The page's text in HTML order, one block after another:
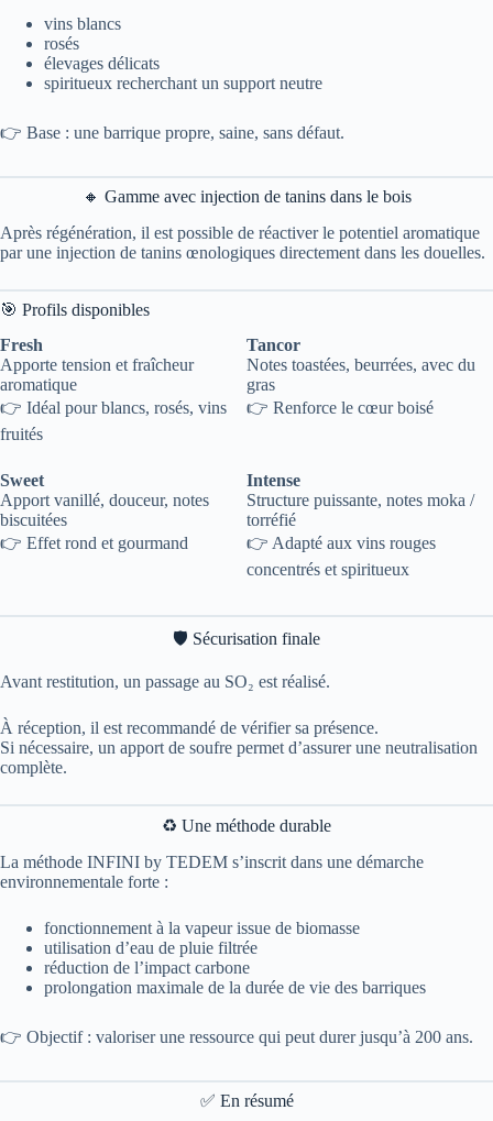
vins blancs
rosés
élevages délicats
spiritueux recherchant un support neutre
👉 Base : une barrique propre, saine, sans défaut.
🔸 Gamme avec injection de tanins dans le bois
Après régénération, il est possible de réactiver le potentiel aromatique
par une injection de tanins œnologiques directement dans les douelles.
🎯 Profils disponibles
Fresh
Apporte tension et fraîcheur
aromatique
👉 Idéal pour blancs, rosés, vins
fruités
Tancor
Notes toastées, beurrées, avec du
gras
👉 Renforce le cœur boisé
Sweet
Apport vanillé, douceur, notes
biscuitées
👉 Effet rond et gourmand
Intense
Structure puissante, notes moka /
torréfié
👉 Adapté aux vins rouges
concentrés et spiritueux
🛡️ Sécurisation finale
Avant restitution, un passage au SO₂ est réalisé.
À réception, il est recommandé de vérifier sa présence.
Si nécessaire, un apport de soufre permet d’assurer une neutralisation
complète.
♻️ Une méthode durable
La méthode INFINI by TEDEM s’inscrit dans une démarche
environnementale forte :
fonctionnement à la vapeur issue de biomasse
utilisation d’eau de pluie filtrée
réduction de l’impact carbone
prolongation maximale de la durée de vie des barriques
👉 Objectif : valoriser une ressource qui peut durer jusqu’à 200 ans.
✅ En résumé